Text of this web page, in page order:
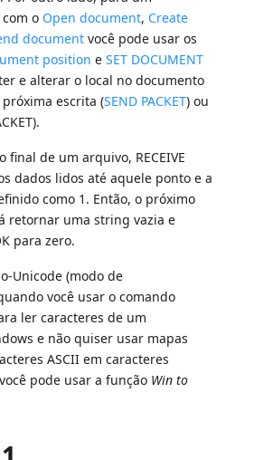
o Open document, Create
document você pode usar os
position eSET DOCUMENT
e alterar o local no documento
escrita (SEND PACKET) ou
final de um arquivo, RECEIVE
dados lidos até aquele ponto e a
como 1. Então, o próximo
retornar uma string vazia e
para zero.
Unicode (modo de
você usar o comando
ler caracteres de um
e não quiser usar mapas
ASCII em caracteres
pode usar a função Win to